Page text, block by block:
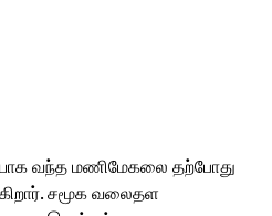
வந்த மணிமேகலை தற்போது
சமூக வலைதள